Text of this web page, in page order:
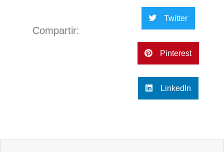
Compartir:
Twitter
Pinterest
LinkedIn